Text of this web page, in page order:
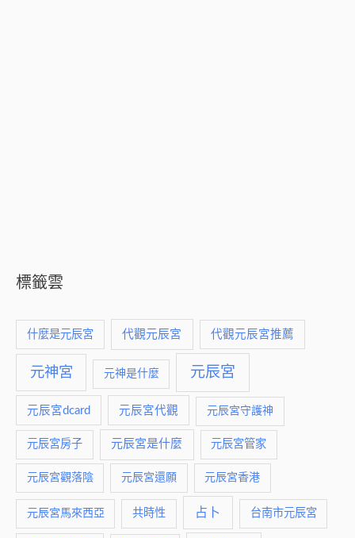
標籤雲
什麼是元辰宮 代觀元辰宮 代觀元辰宮推薦
元神宮 元神是什麼 元辰宮
元辰宮dcard 元辰宮代觀 元辰宮守護神
元辰宮房子 元辰宮是什麼 元辰宮管家
元辰宮觀落陰 元辰宮還願 元辰宮香港
元辰宮馬來西亞 共時性 占卜 台南市元辰宮